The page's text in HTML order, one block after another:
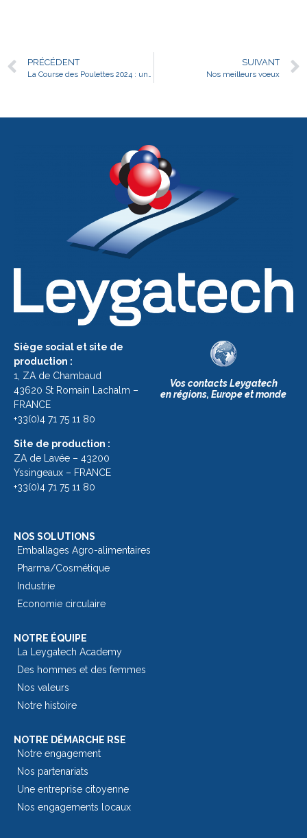
PRÉCÉDENT
La Course des Poulettes 2024 : un moment fort et solidaire
SUIVANT
Nos meilleurs voeux
Siège social et site de
production :
1, ZA de Chambaud
43620 St Romain Lachalm –
FRANCE
+33(0)4 71 75 11 80
Site de production :
ZA de Lavée – 43200
Yssingeaux – FRANCE
+33(0)4 71 75 11 80
Vos contacts Leygatech
en régions, Europe et monde
NOS SOLUTIONS
Emballages Agro-alimentaires
Pharma/Cosmétique
Industrie
Economie circulaire
NOTRE ÉQUIPE
La Leygatech Academy
Des hommes et des femmes
Nos valeurs
Notre histoire
NOTRE DÉMARCHE RSE
Notre engagement
Nos partenariats
Une entreprise citoyenne
Nos engagements locaux